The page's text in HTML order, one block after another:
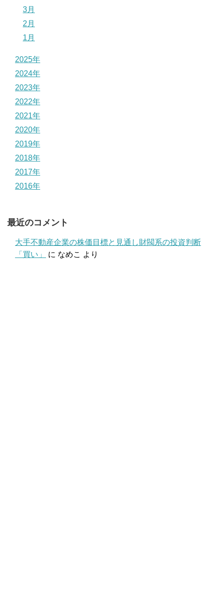
3月
2月
1月
2025年
2024年
2023年
2022年
2021年
2020年
2019年
2018年
2017年
2016年
最近のコメント
大手不動産企業の株価目標と見通し財閥系の投資判断
「買い」
に なめこ より